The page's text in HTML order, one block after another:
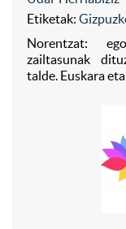
Etiketak:
Norentzat:
zailtasunak
talde. Euskara